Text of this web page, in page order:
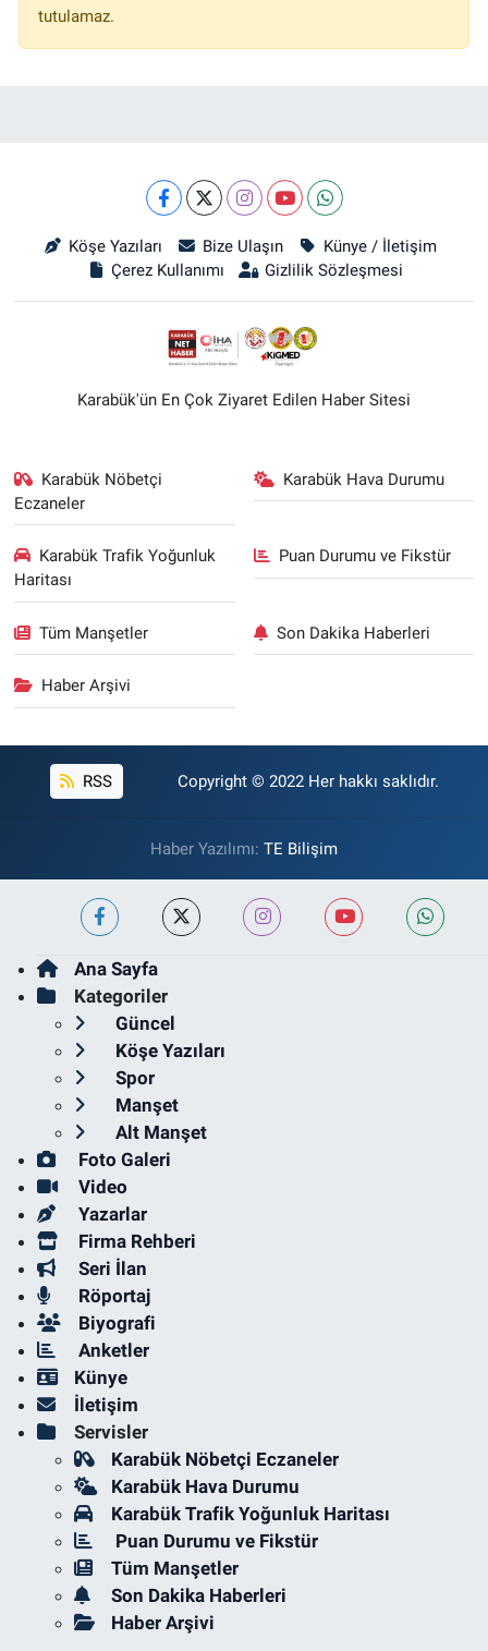
tutulamaz.
Köşe Yazıları Bize Ulaşın
Künye / İletişim
Çerez Kullanımı
Gizlilik Sözleşmesi
Karabük'ün En Çok Ziyaret Edilen Haber Sitesi
Karabük Nöbetçi
Eczaneler
Karabük Hava Durumu
Karabük Trafik Yoğunluk
Haritası
Puan Durumu ve Fikstür
Tüm Manşetler Son Dakika Haberleri
Haber Arşivi
RSS Copyright © 2022 Her hakkı saklıdır.
Haber Yazılımı: TE Bilişim
Ana Sayfa
Kategoriler
Güncel
Köşe Yazıları
Spor
Manşet
Alt Manşet
Foto Galeri
Video
Yazarlar
Firma Rehberi
Seri İlan
Röportaj
Biyografi
Anketler
Künye
İletişim
Servisler
Karabük Nöbetçi Eczaneler
Karabük Hava Durumu
Karabük Trafik Yoğunluk Haritası
Puan Durumu ve Fikstür
Tüm Manşetler
Son Dakika Haberleri
Haber Arşivi